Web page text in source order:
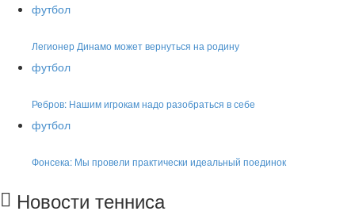
футбол
Легионер Динамо может вернуться на родину
футбол
Ребров: Нашим игрокам надо разобраться в себе
футбол
Фонсека: Мы провели практически идеальный поединок
Новости тенниса